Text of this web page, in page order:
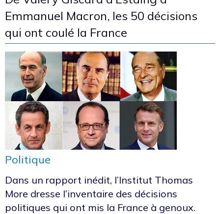
Emmanuel Macron, les 50 décisions
qui ont coulé la France
Politique
Dans un rapport inédit, l’Institut Thomas
More dresse l’inventaire des décisions
politiques qui ont mis la France à genoux.